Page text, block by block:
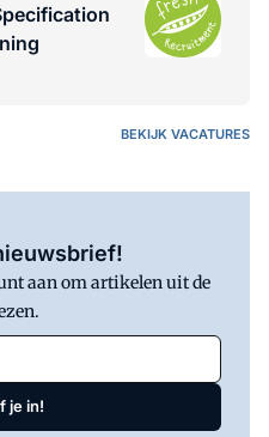
BEKIJK VACATURES
aan om artikelen uit de
je in!